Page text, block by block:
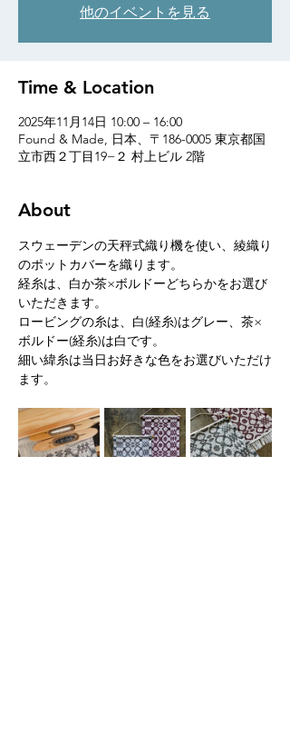
他のイベントを見る
Time & Location
2025年11月14日 10:00 – 16:00
Found & Made, 日本、〒186-0005 東京都国
立市西２丁目19−２ 村上ビル 2階
About
スウェーデンの天秤式織り機を使い、綾織り
のポットカバーを織ります。
経糸は、白か茶×ボルドーどちらかをお選び
いただきます。
ロービングの糸は、白(経糸)はグレー、茶×
ボルドー(経糸)は白です。
細い緯糸は当日お好きな色をお選びいただけ
ます。